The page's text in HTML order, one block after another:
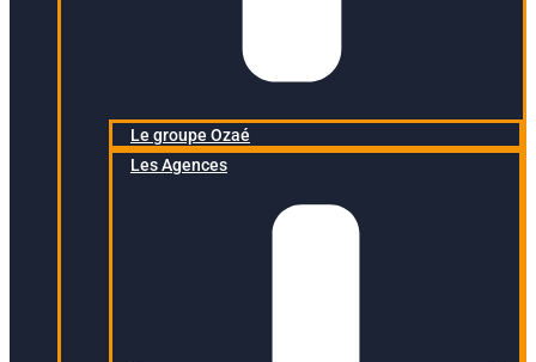
Le groupe Ozaé
Les Agences